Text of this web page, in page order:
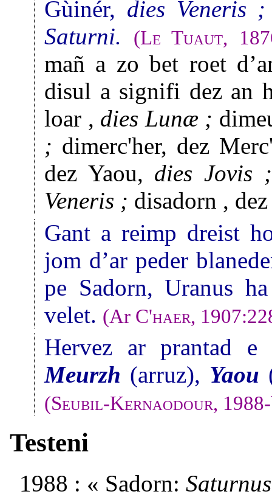
Gùinér, dies Veneris ;
Saturni.
(Le Tuaut,
mañ a zo bet roet
disul a signifi dez an
loar , dies Lunæ ;
; dimerc'her, dez
dez Yaou, dies Jovis ;
Veneris ; disadorn ,
Gant a reimp dreist
jom d’ar peder
pe Sadorn, Uranus
velet. (Ar C'haer,
Hervez ar prantad e
Meurzh (arruz), Yaou
(Seubil-Kernaodour,
Testeni
1988 : « Sadorn: Saturnus